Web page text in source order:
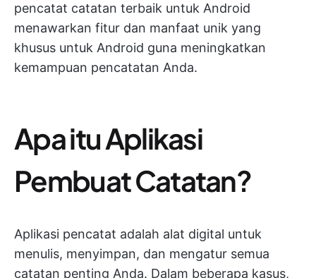
pencatat catatan terbaik untuk Android
menawarkan fitur dan manfaat unik yang
khusus untuk Android guna meningkatkan
kemampuan pencatatan Anda.
Apa itu Aplikasi
Pembuat Catatan?
Aplikasi pencatat adalah alat digital untuk
menulis, menyimpan, dan mengatur semua
catatan penting Anda. Dalam beberapa kasus,